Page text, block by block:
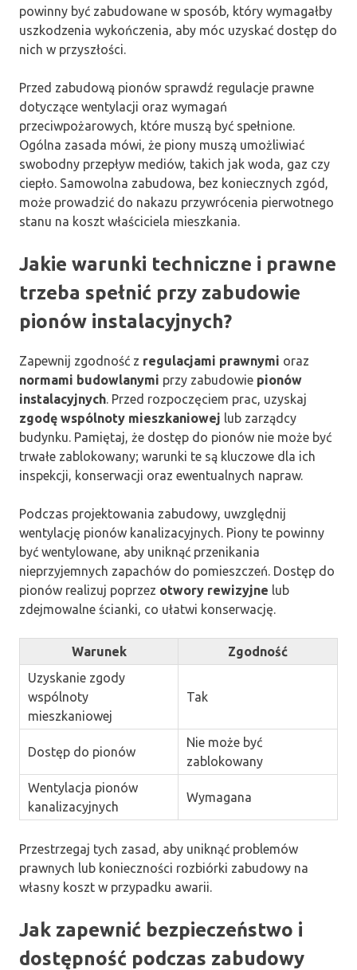
powinny być zabudowane w sposób, który wymagałby
uszkodzenia wykończenia, aby móc uzyskać dostęp do
nich w przyszłości.
Przed zabudową pionów sprawdź regulacje prawne
dotyczące wentylacji oraz wymagań
przeciwpożarowych, które muszą być spełnione.
Ogólna zasada mówi, że piony muszą umożliwiać
swobodny przepływ mediów, takich jak woda, gaz czy
ciepło. Samowolna zabudowa, bez koniecznych zgód,
może prowadzić do nakazu przywrócenia pierwotnego
stanu na koszt właściciela mieszkania.
Jakie warunki techniczne i prawne
trzeba spełnić przy zabudowie
pionów instalacyjnych?
Zapewnij zgodność z regulacjami prawnymi oraz
normami budowlanymi przy zabudowie pionów
instalacyjnych. Przed rozpoczęciem prac, uzyskaj
zgodę wspólnoty mieszkaniowej lub zarządcy
budynku. Pamiętaj, że dostęp do pionów nie może być
trwałe zablokowany; warunki te są kluczowe dla ich
inspekcji, konserwacji oraz ewentualnych napraw.
Podczas projektowania zabudowy, uwzględnij
wentylację pionów kanalizacyjnych. Piony te powinny
być wentylowane, aby uniknąć przenikania
nieprzyjemnych zapachów do pomieszczeń. Dostęp do
pionów realizuj poprzez otwory rewizyjne lub
zdejmowalne ścianki, co ułatwi konserwację.
Warunek
Zgodność
Uzyskanie zgody
wspólnoty
mieszkaniowej
Tak
Dostęp do pionów
Nie może być
zablokowany
Wentylacja pionów
kanalizacyjnych
Wymagana
Przestrzegaj tych zasad, aby uniknąć problemów
prawnych lub konieczności rozbiórki zabudowy na
własny koszt w przypadku awarii.
Jak zapewnić bezpieczeństwo i
dostępność podczas zabudowy